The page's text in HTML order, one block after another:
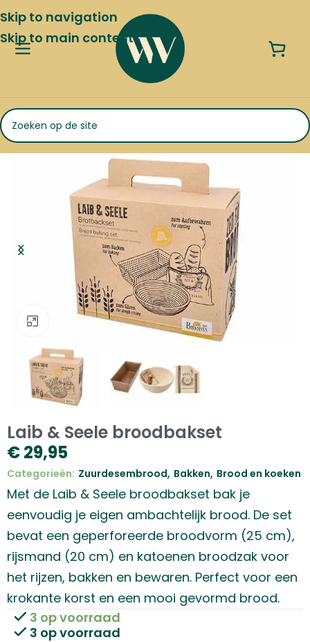
Skip to navigation
Skip to main content
Klik om te vergroten
Laib & Seele broodbakset
€29,95
Categorieën: Zuurdesembrood, Bakken, Brood en koeken
Met de Laib & Seele broodbakset bak je
eenvoudig je eigen ambachtelijk brood. De set
bevat een geperforeerde broodvorm (25 cm),
rijsmand (20 cm) en katoenen broodzak voor
het rijzen, bakken en bewaren. Perfect voor een
krokante korst en een mooi gevormd brood.
3 op voorraad
3 op voorraad